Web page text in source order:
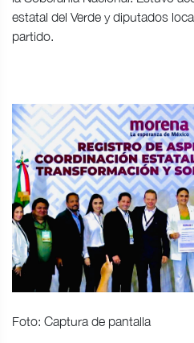
estatal del Verde y diputados
partido.
Foto: Captura de pantalla